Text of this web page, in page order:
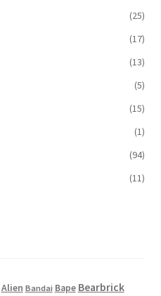
(25)
(17)
(13)
(5)
(15)
(1)
(94)
(11)
Alien Bandai Bape Bearbrick